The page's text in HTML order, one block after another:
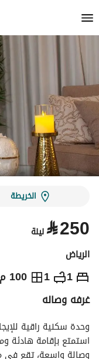
الخريطة
⃁250 ليلة
الرياض
1
1 100 م2 ⃁
250 يومياً
السياحة
غرفه وصاله
وحدة سكنية راقية